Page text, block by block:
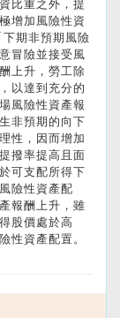
增加風險性資
期非預期風險
冒險並接受風
上升，勞工除
以達到充分的
風險性資產報
非預期的向下
性，因而增加
撥率提高且面
可支配所得下
險性資產配
報酬上升，雖
股價處於高
性資產配置。